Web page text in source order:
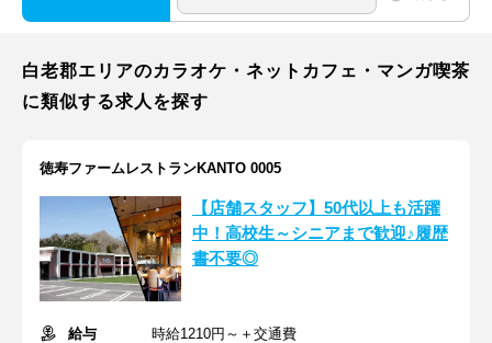
白老郡エリアのカラオケ・ネットカフェ・マンガ喫茶
に類似する求人を探す
徳寿ファームレストランKANTO 0005
【店舗スタッフ】50代以上も活躍
中！高校生～シニアまで歓迎♪履歴
書不要◎
給与
時給1210円～＋交通費